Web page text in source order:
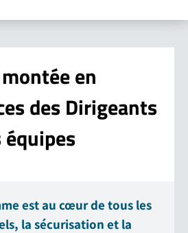
en
des Dirigeants
est au cœur de tous les
la sécurisation et la